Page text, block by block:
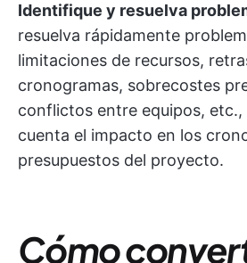
Identifique y resuelva
resuelva rápidamente
limitaciones de recursos,
cronogramas, sobrecostes
conflictos entre equipos, etc.,
cuenta el impacto en los
presupuestos del proyecto.
Cómo